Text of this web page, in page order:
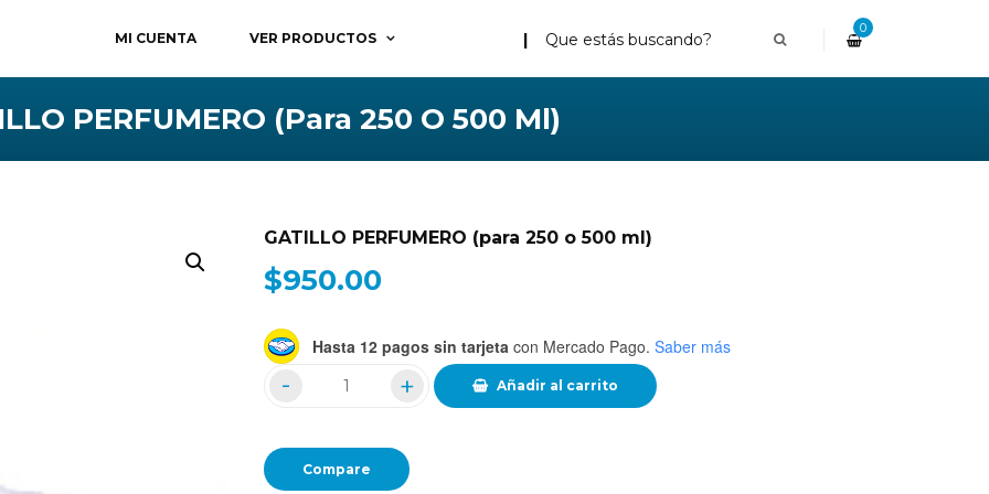
MI CUENTA VER PRODUCTOS
0
PERFUMERO (para 250 O 500 Ml)
GATILLO PERFUMERO (para 250 o 500 ml)
$950.00
Hasta 12 pagos sin tarjeta con Mercado Pago. Saber más
Añadir al carrito
Compare